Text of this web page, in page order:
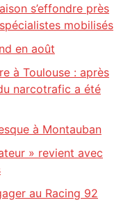
s’effondre près
mobilisés
en août
à Toulouse : après
narcotrafic a été
à Montauban
» revient avec
au Racing 92